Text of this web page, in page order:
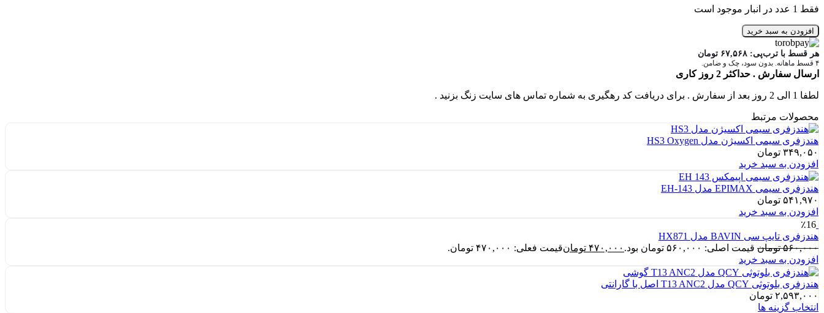
فقط 1 عدد در انبار موجود است
افزودن به سبد خرید
هر قسط با ترب‌پی: ۶۷,۵۶۸ تومان
۴ قسط ماهانه. بدون سود، چک و ضامن.
ارسال سفارش . حداکثر 2 روز کاری
لطفا 1 الی 2 روز بعد از سفارش . برای دریافت کد رهگیری به شماره تماس های سایت زنگ بزنید .
محصولات مرتبط
هندزفری سیمی اکسیژن مدل HS3 Oxygen
۳۴۹,۰۵۰ تومان
افزودن به سبد خرید
هندزفری سیمی EPIMAX مدل EH-143
۵۴۱,۹۷۰ تومان
افزودن به سبد خرید
٪16
هندزفری تایپ سی BAVIN مدل HX871
۵۶۰,۰۰۰ تومان قیمت اصلی: ۵۶۰,۰۰۰ تومان بود. ۴۷۰,۰۰۰ تومانقیمت فعلی: ۴۷۰,۰۰۰ تومان.
افزودن به سبد خرید
هندزفری بلوتوثی QCY مدل T13 ANC2 اصل با گارانتی
۲,۵۹۳,۰۰۰ تومان
انتخاب گزینه ها